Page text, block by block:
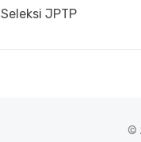
Seleksi JPTP
©